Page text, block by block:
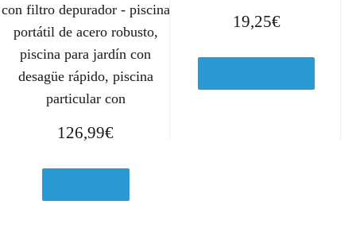
con filtro depurador - piscina
portátil de acero robusto,
piscina para jardín con
desagüe rápido, piscina
particular con
126,99€
19,25€